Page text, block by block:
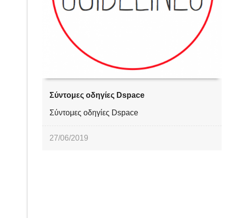
Σύντομες οδηγίες Dspace
Σύντομες οδηγίες Dspace
27/06/2019